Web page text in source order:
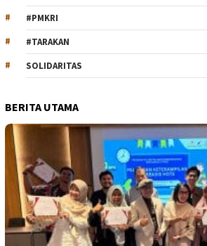
#PMKRI
#TARAKAN
SOLIDARITAS
BERITA UTAMA